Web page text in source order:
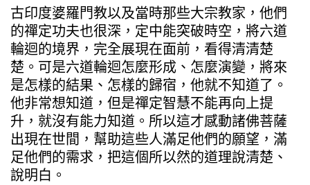
古印度婆羅門教以及當時那些大宗教家，他們
的禪定功夫也很深，定中能突破時空，將六道
輪迴的境界，完全展現在面前，看得清清楚
楚。可是六道輪迴怎麼形成、怎麼演變，將來
是怎樣的結果、怎樣的歸宿，他就不知道了。
他非常想知道，但是禪定智慧不能再向上提
升，就沒有能力知道。所以這才感動諸佛菩薩
出現在世間，幫助這些人滿足他們的願望，滿
足他們的需求，把這個所以然的道理說清楚、
說明白。